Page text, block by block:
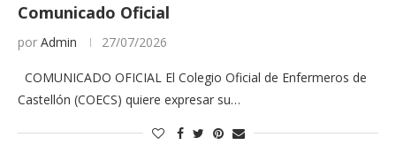
Comunicado Oficial
por Admin 27/07/2026
COMUNICADO OFICIAL El Colegio Oficial de Enfermeros de
Castellón (COECS) quiere expresar su…